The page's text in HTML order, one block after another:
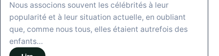
Nous associons souvent les célébrités à leur
popularité et à leur situation actuelle, en oubliant
que, comme nous tous, elles étaient autrefois des
enfants…